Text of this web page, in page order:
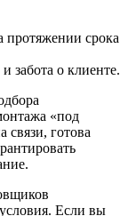
протяжении срока
забота о клиенте.
«под
связи, готова
Если вы